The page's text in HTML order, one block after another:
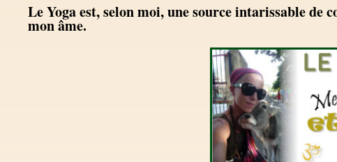
Le Yoga est, selon moi, une source intarissable de
mon âme.